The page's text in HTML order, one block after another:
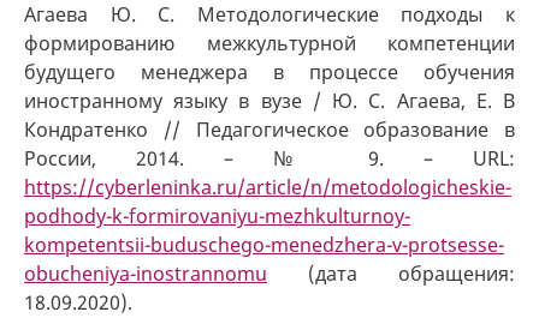
Агаева Ю. С. Методологические подходы к
формированию межкультурной компетенции
будущего менеджера в процессе обучения
иностранному языку в вузе / Ю. С. Агаева, Е. В
Кондратенко // Педагогическое образование в
России, 2014. – № 9. – URL:
https://cyberleninka.ru/article/n/metodologicheskie-
podhody-k-formirovaniyu-mezhkulturnoy-
kompetentsii-buduschego-menedzhera-v-protsesse-
obucheniya-inostrannomu (дата обращения:
18.09.2020).